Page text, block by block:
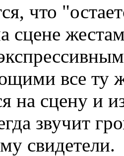
что
сцене
все ту
на сцену и
звучит
свидетели.